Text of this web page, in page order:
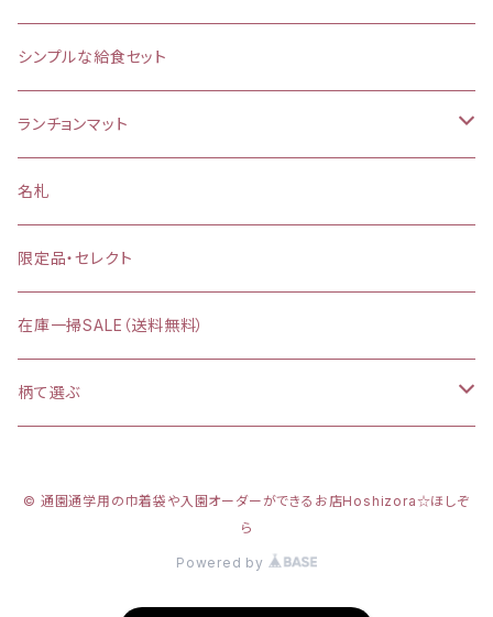
(大)約 縦37×横34マチ＋8cm
お弁当袋
【給食袋・おやつ袋】約 縦25×20cm
シンプルな給食セット
ランチョンマット
縦25×横35cm
縦30×横40cm
名札
限定品・セレクト
在庫一掃SALE（送料無料）
柄て選ぶ
© 通園通学用の巾着袋や入園オーダーができるお店Hoshizora☆ほしぞ
ら
Powered by